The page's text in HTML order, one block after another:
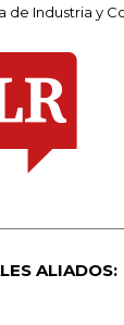
de Industria y
ALIADOS: